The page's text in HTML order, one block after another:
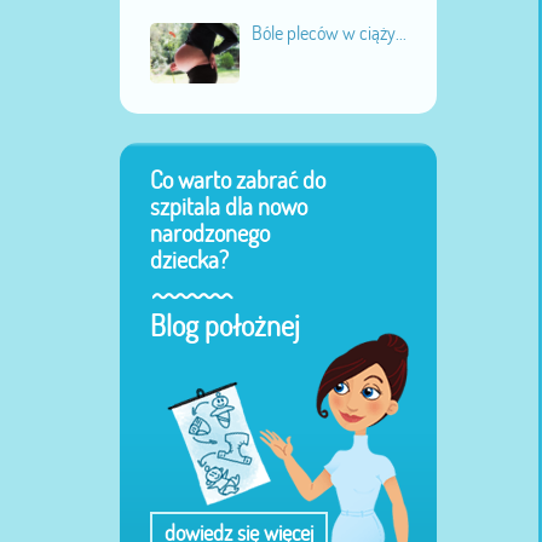
Bóle pleców w ciąży...
Co warto zabrać do
szpitala dla nowo
narodzonego
dziecka?
Blog położnej
dowiedz się więcej